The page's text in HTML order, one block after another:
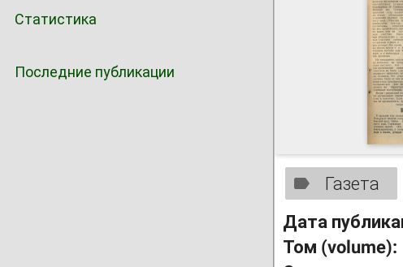
Статистика
Последние публикации
Газета
Дата
Том (volume):